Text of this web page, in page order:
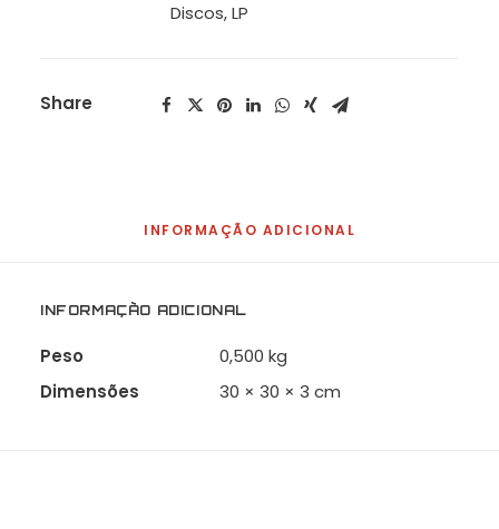
quantidade
Discos,LP
Share
INFORMAÇÃO ADICIONAL
INFORMAÇÃO ADICIONAL
Peso
0,500 kg
Dimensões
30 × 30 × 3 cm